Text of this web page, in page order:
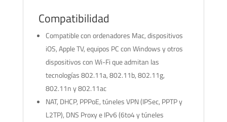
Compatibilidad
Compatible con ordenadores Mac, dispositivos
iOS, Apple TV, equipos PC con Windows y otros
dispositivos con Wi-Fi que admitan las
tecnologías 802.11a, 802.11b, 802.11g,
802.11n y 802.11ac
NAT, DHCP, PPPoE, túneles VPN (IPSec, PPTP y
L2TP), DNS Proxy e IPv6 (6to4 y túneles